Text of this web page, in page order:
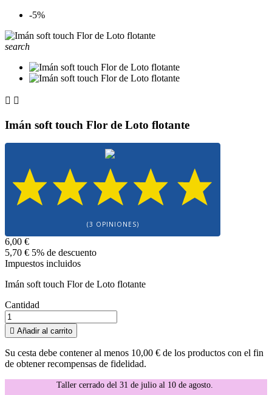
-5%
search
 
Imán soft touch Flor de Loto flotante
(3 OPINIONES)
6,00 €
5,70 € 5% de descuento
Impuestos incluidos
Imán soft touch Flor de Loto flotante
Cantidad
 Añadir al carrito
Su cesta debe contener al menos 10,00 € de los productos con el fin
de obtener recompensas de fidelidad.
Taller cerrado del 31 de julio al 10 de agosto.